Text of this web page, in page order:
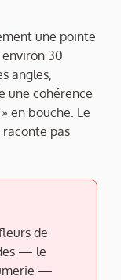
une pointe
30
angles,
une cohérence
en bouche. Le
raconte pas
de
— le
—